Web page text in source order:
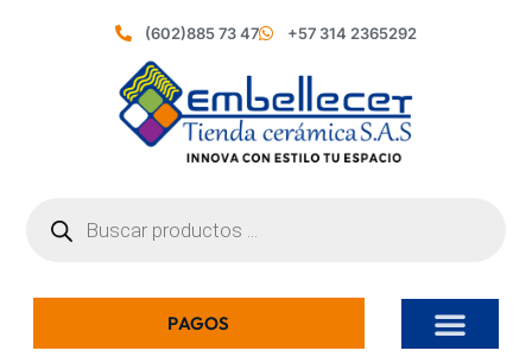
(602)885 73 47 +57 314 2365292
PAGOS